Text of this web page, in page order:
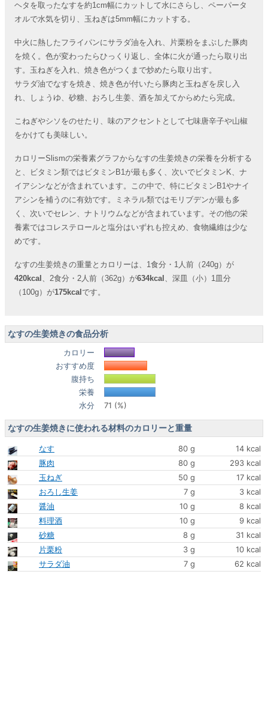
ヘタを取ったなすを約1cm幅にカットして水にさらし、ペーパータ
オルで水気を切り、玉ねぎは5mm幅にカットする。
中火に熱したフライパンにサラダ油を入れ、片栗粉をまぶした豚肉
を焼く。色が変わったらひっくり返し、全体に火が通ったら取り出
す。玉ねぎを入れ、焼き色がつくまで炒めたら取り出す。
サラダ油でなすを焼き、焼き色が付いたら豚肉と玉ねぎを戻し入
れ、しょうゆ、砂糖、おろし生姜、酒を加えてからめたら完成。
こねぎやシソをのせたり、味のアクセントとして七味唐辛子や山椒
をかけても美味しい。
カロリーSlismの栄養素グラフからなすの生姜焼きの栄養を分析する
と、ビタミン類ではビタミンB1が最も多く、次いでビタミンK、ナ
イアシンなどが含まれています。この中で、特にビタミンB1やナイ
アシンを補うのに有効です。ミネラル類ではモリブデンが最も多
く、次いでセレン、ナトリウムなどが含まれています。その他の栄
養素ではコレステロールと塩分はいずれも控えめ、食物繊維は少な
めです。
なすの生姜焼きの重量とカロリーは、1食分・1人前（240g）が
420kcal 、2食分・2人前（362g）が634kcal 、深皿（小）1皿分
（100g）が175kcal です。
なすの生姜焼きの食品分析
カロリー
おすすめ度
腹持ち
栄養
水分
71 (%)
なすの生姜焼きに使われる材料のカロリーと重量
なす 80 g
14 kcal
豚肉
80 g
293 kcal
玉ねぎ
50 g
17 kcal
おろし生姜
7 g
3 kcal
醤油
10 g
8 kcal
料理酒
10 g
9 kcal
砂糖
8 g
31 kcal
片栗粉
3 g
10 kcal
サラダ油
7 g 62 kcal